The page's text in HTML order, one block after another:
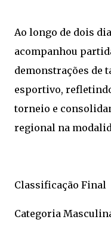
Ao longo de dois
acompanhou
demonstrações de
esportivo,
torneio e
regional na
Classificação Final
Categoria